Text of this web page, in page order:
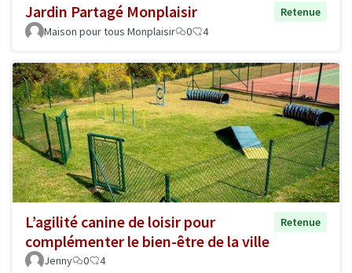
Jardin Partagé Monplaisir
Retenue
Maison pour tous Monplaisir
0 4
L’agilité canine de loisir pour
complémenter le bien-être de la ville
Retenue
Jenny 0 4